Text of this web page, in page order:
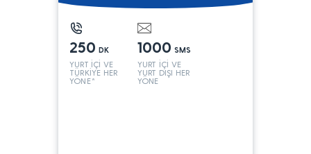
250 DK
YURT İÇİ VE
TÜRKİYE HER
YÖNE*
1000 SMS
YURT İÇİ VE
YURT DIŞI HER
YÖNE